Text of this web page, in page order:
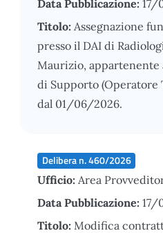
Data Pubblicazione: 17/
Titolo: Assegnazione
presso il DAI di
Maurizio, appartenente
di Supporto (Operatore
dal 01/06/2026.
Delibera n. 460/2026
Ufficio: Area
Data Pubblicazione: 17/
Titolo: Modifica